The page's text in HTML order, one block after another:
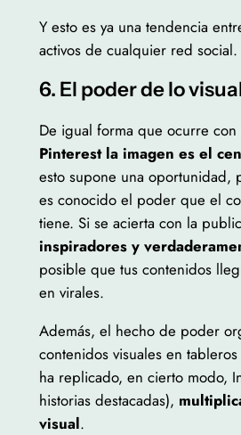
Y esto es ya una tendencia
activos de cualquier red social.
6. El poder de lo
De igual forma que ocurre con
Pinterest la imagen es el
esto supone una oportunidad,
es conocido el poder que el
tiene. Si se acierta con la
inspiradores y
posible que tus contenidos
en virales.
Además, el hecho de poder
contenidos visuales en
ha replicado, en cierto modo,
historias destacadas),
visual.